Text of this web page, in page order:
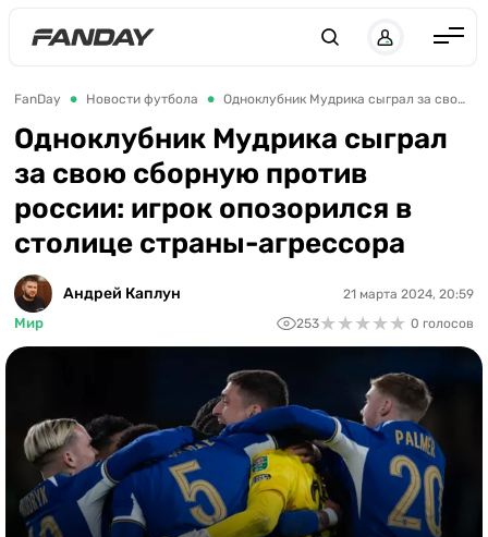
Англия
Испания
Германия
Италия
Франция
Украина
ЛЧ
Букмекеры
Казино
FanDay Новости футбола Одноклубник Мудрика сыграл за свою сборную против россии: игрок опозорился в столице страны-агрессора
Одноклубник Мудрика сыграл
за свою сборную против
россии: игрок опозорился в
столице страны-агрессора
Андрей Каплун
Мир
21 марта 2024, 20:59
253★★★★★
★★★★★ 0 голосов